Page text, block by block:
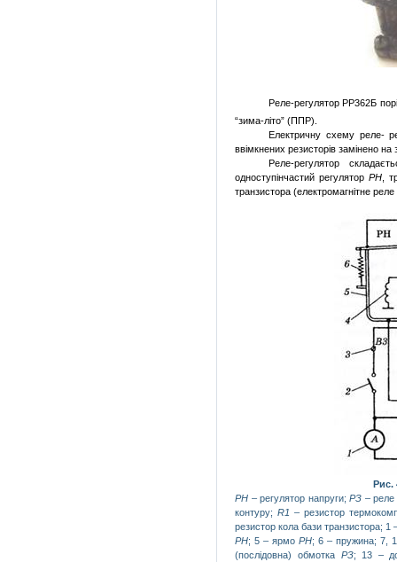
Реле-регуляторРР362Б
“зима-літо” (ППР).
Електричну схему реле-
ввімкнених резисторів замінено на
Реле-регулятор
одноступінчастий регуляторPH ,
транзистора (електромагнітне
Рис.
PH –регулятор напруги; РЗ –реле
контуру;R1– резистор
резистор кола бази транзистора; 1
PH; 5 – ярмоPH;6 – пружина; 7,
(послідовна) обмоткаРЗ; 13 –